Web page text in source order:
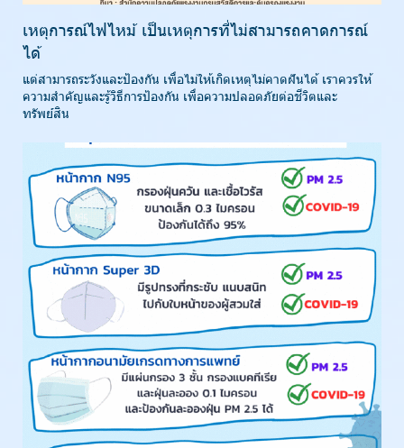
เหตุการณ์ไฟไหม้ เป็นเหตุการที่ไม่สามารถคาดการณ์
ได้
แต่สามารถระวังและป้องกัน เพื่อไม่ให้เกิดเหตุไม่คาดฝันได้ เราควรให้
ความสำคัญและรู้วิธีการป้องกัน เพื่อความปลอดภัยต่อชีวิตและ
ทรัพย์สิน